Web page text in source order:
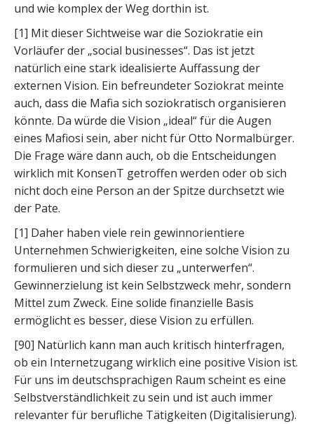
und wie komplex der Weg dorthin ist.
[1] Mit dieser Sichtweise war die Soziokratie ein
Vorläufer der „social businesses“. Das ist jetzt
natürlich eine stark idealisierte Auffassung der
externen Vision. Ein befreundeter Soziokrat meinte
auch, dass die Mafia sich soziokratisch organisieren
könnte. Da würde die Vision „ideal“ für die Augen
eines Mafiosi sein, aber nicht für Otto Normalbürger.
Die Frage wäre dann auch, ob die Entscheidungen
wirklich mit KonsenT getroffen werden oder ob sich
nicht doch eine Person an der Spitze durchsetzt wie
der Pate.
[1] Daher haben viele rein gewinnorientiere
Unternehmen Schwierigkeiten, eine solche Vision zu
formulieren und sich dieser zu „unterwerfen“.
Gewinnerzielung ist kein Selbstzweck mehr, sondern
Mittel zum Zweck. Eine solide finanzielle Basis
ermöglicht es besser, diese Vision zu erfüllen.
[90] Natürlich kann man auch kritisch hinterfragen,
ob ein Internetzugang wirklich eine positive Vision ist.
Für uns im deutschsprachigen Raum scheint es eine
Selbstverständlichkeit zu sein und ist auch immer
relevanter für berufliche Tätigkeiten (Digitalisierung).